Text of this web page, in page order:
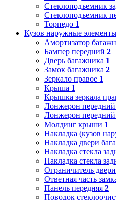
Стеклоподъемник
Стеклоподъемник
Торпедо 1
Кузов наружные
Амортизатор
Бампер передний 2
Дверь багажника 1
Замок багажника 2
Зеркало правое 1
Крыша 1
Крышка зеркала
Лонжерон
Лонжерон
Молдинг крыши 1
Накладка (кузов
Накладка двери
Накладка стекла
Накладка стекла
Ограничитель двери
Ответная часть
Панель передняя 2
Поводок